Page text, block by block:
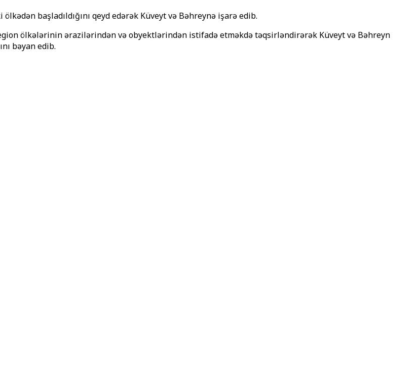
başladıldığını qeyd edərək Küveyt və Bəhreynə işarə edib.
ölkələrinin ərazilərindən və obyektlərindən istifadə etməkdə təqsirləndirərək Küveyt və Bəhreyn
bəyan edib.